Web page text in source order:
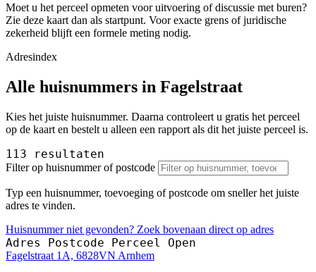
Moet u het perceel opmeten voor uitvoering of discussie met buren?
Zie deze kaart dan als startpunt. Voor exacte grens of juridische
zekerheid blijft een formele meting nodig.
Adresindex
Alle huisnummers in Fagelstraat
Kies het juiste huisnummer. Daarna controleert u gratis het perceel
op de kaart en bestelt u alleen een rapport als dit het juiste perceel is.
113 resultaten
Filter op huisnummer of postcode
Typ een huisnummer, toevoeging of postcode om sneller het juiste
adres te vinden.
Huisnummer niet gevonden? Zoek bovenaan direct op adres
Adres Postcode Perceel Open
Fagelstraat 1A, 6828VN Arnhem